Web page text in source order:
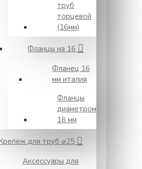
труб
торцевой
(16мм)
Фланцы на 16
Фланец 16
мм италия
Фланцы
диаметром
16 мм
для труб ⌀25
Аксессуары для